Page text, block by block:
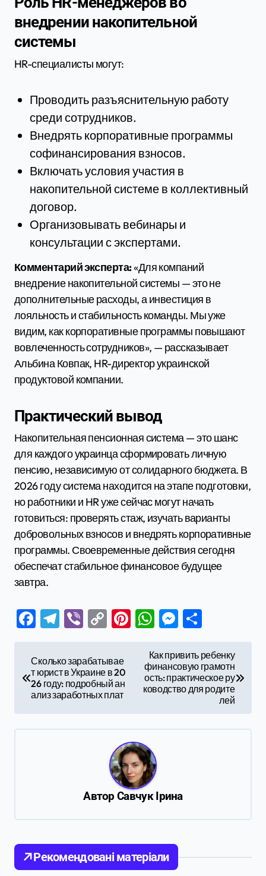
внедрении накопительной
системы
HR-специалисты могут:
Проводить разъяснительную работу
среди сотрудников.
Внедрять корпоративные программы
софинансирования взносов.
Включать условия участия в
накопительной системе в коллективный
договор.
Организовывать вебинары и
консультации с экспертами.
Комментарий эксперта:«Для компаний
внедрение накопительной системы — это не
дополнительные расходы, а инвестиция в
лояльность и стабильность команды. Мы уже
видим, как корпоративные программы повышают
вовлеченность сотрудников», — рассказывает
Альбина Ковпак, HR-директор украинской
продуктовой компании.
Практический вывод
Накопительная пенсионная система — это шанс
для каждого украинца сформировать личную
пенсию, независимую от солидарного бюджета. В
2026 году система находится на этапе подготовки,
но работники и HR уже сейчас могут начать
готовиться: проверять стаж, изучать варианты
добровольных взносов и внедрять корпоративные
программы. Своевременные действия сегодня
обеспечат стабильное финансовое будущее
завтра.
Facebook
Telegram
ViberCopyPinterest
WhatsApp
о
з
Сколько зарабатывае
т юрист в Украине в 20
26 году: подробный ан
ализ заработных плат
Как привить ребенку
финансовую грамотн
ость: практическое ру
ководство для родите
лей
АвторСавчук Ірина
Рекомендовані матеріали